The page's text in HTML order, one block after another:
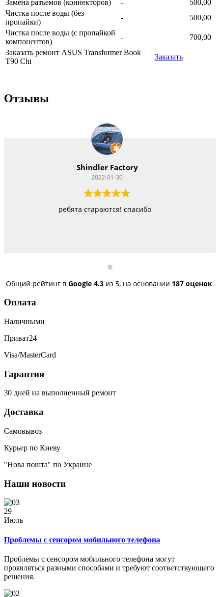
Замена разъемов (коннекторов) -
500,00
Чистка после воды (без
пропайки)
-
500,00
Чистка после воды (с пропайкой
компонентов)
-
700,00
Заказать ремонт ASUS Transformer Book
T90 Chi
Заказать
Отзывы
Vitacom Xpert
Работают как черти, стараются изо всех сил,
Общий рейтинг в Google 4.3 из 5, на основании 187 оценок.
Оплата
Наличными
Приват24
Visa/MasterCard
Гарантия
30 дней на выполненный ремонт
Доставка
Самовывоз
Курьер по Киеву
"Нова пошта" по Украине
Наши новости
29
Июль
Проблемы с сенсором мобильного телефона
Проблемы с сенсором мобильного телефона могут
проявляться разными способами и требуют соответствующего
решения.